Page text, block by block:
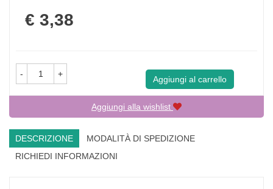
Prezzo
€ 3,38
- +
Aggiungi al carrello
Aggiungi alla wishlist
DESCRIZIONE
MODALITÀ DI SPEDIZIONE
RICHIEDI INFORMAZIONI